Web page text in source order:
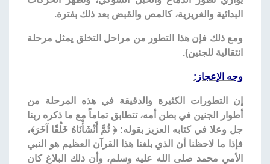
البدائية والغريزية، كالمص والقبض بعد ذلك بفترة.
ومع ذلك فإن هذا التطور من مراحل التخلق يمثل مرحلة
انتقالية للجنين).
وجه الإعجاز:
إن التطورات الكثيرة والدقيقة في هذه المرحلة من
أطوار الجنين في بطن أمه، تتطابق تماماً مع ما ذكره ربنا
جل وعلا في كتابه العزيز بقوله: ﴿ ثُمَّ أَنْشَأْنَاهُ خَلْقًا آخَرَ﴾،
فإذا ما لاحظنا أن الذي بلغنا هذا القرآن العظيم هو النبي
الأمي محمد صلى الله عليه وسلم، وأن ذلك البلاغ كان